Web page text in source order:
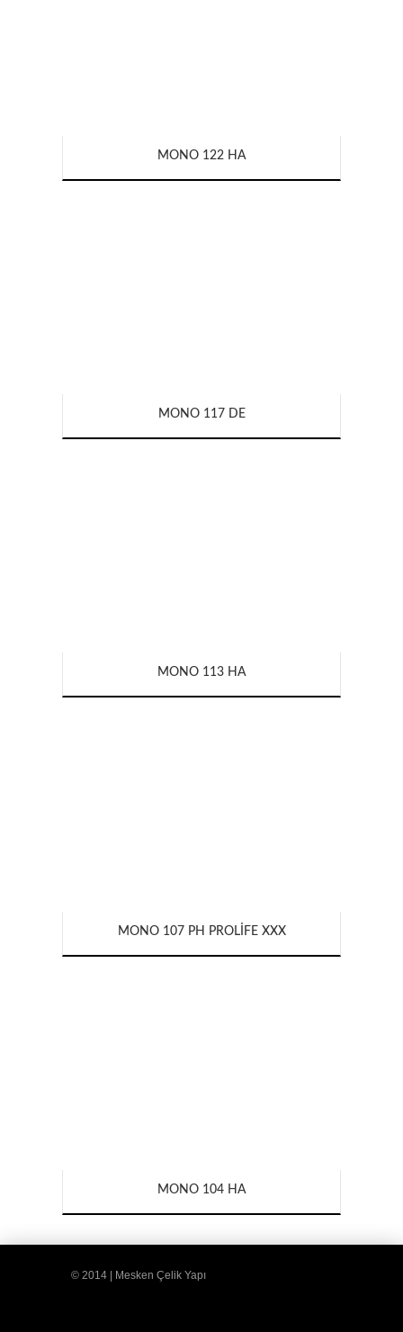
MONO 122 HA
MONO 117 DE
MONO 113 HA
MONO 107 PH PROLIFE XXX
MONO 104 HA
© 2014 | Mesken Çelik Yapı